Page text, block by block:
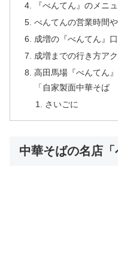
『べんてん』のメニ
べんてんの営業時間
成増の『べんてん』
成増までの行き方アク
高田馬場『べんてん
「自家製面中華そば
さいごに
中華そばの名店「